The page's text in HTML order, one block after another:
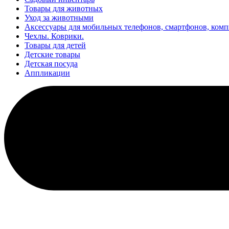
Товары для животных
Уход за животными
Аксессуары для мобильных телефонов, смартфонов,
Чехлы. Коврики.
Товары для детей
Детские товары
Детская посуда
Аппликации